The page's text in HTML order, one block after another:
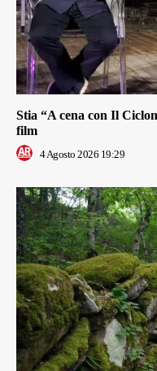
Stia “A cena con Il
film
4 Agosto 2026 19:29